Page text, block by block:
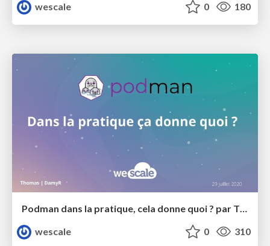
wescale
0 180
wescale
0 310